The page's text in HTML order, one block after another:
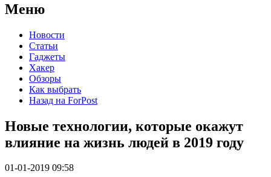
Меню
Новости
Статьи
Гаджеты
Хакер
Обзоры
Как выбрать
Назад на ForPost
Новые технологии, которые окажут
влияние на жизнь людей в 2019 году
01-01-2019 09:58